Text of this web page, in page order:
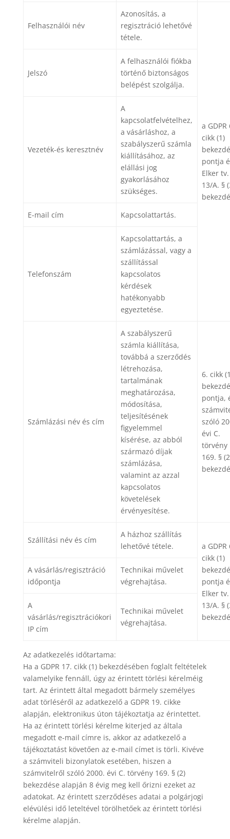
Felhasználói név
Azonosítás, a
regisztráció lehetővé
tétele.
a GDPR
cikk (1)
pontja
Elker tv.
13/A. §
Jelszó
A felhasználói fiókba
történő biztonságos
belépést szolgálja.
Vezeték-és keresztnév
A
kapcsolatfelvételhez,
a vásárláshoz, a
szabályszerű számla
kiállításához, az
elállási jog
gyakorlásához
szükséges.
E-mail cím Kapcsolattartás.
Telefonszám
Kapcsolattartás, a
számlázással, vagy a
szállítással
kapcsolatos
kérdések
hatékonyabb
egyeztetése.
Számlázási név és cím
A szabályszerű
számla kiállítása,
továbbá a szerződés
létrehozása,
tartalmának
meghatározása,
módosítása,
teljesítésének
figyelemmel
kísérése, az abból
származó díjak
számlázása,
valamint az azzal
kapcsolatos
követelések
érvényesítése.
6. cikk
pontja,
szóló
évi C.
törvény
169. §
Szállítási név és cím
A házhoz szállítás
lehetővé tétele.
a GDPR
cikk (1)
pontja
Elker tv.
13/A. §
A vásárlás/regisztráció
időpontja
Technikai művelet
végrehajtása.
A
vásárlás/regisztrációkori
IP cím
Technikai művelet
végrehajtása.
Az adatkezelés időtartama:
Ha a GDPR 17. cikk (1) bekezdésében foglalt feltételek
valamelyike fennáll, úgy az érintett törlési kérelméig
tart. Az érintett által megadott bármely személyes
adat törléséről az adatkezelő a GDPR 19. cikke
alapján, elektronikus úton tájékoztatja az érintettet.
Ha az érintett törlési kérelme kiterjed az általa
megadott e-mail címre is, akkor az adatkezelő a
tájékoztatást követően az e-mail címet is törli. Kivéve
a számviteli bizonylatok esetében, hiszen a
számvitelről szóló 2000. évi C. törvény 169. § (2)
bekezdése alapján 8 évig meg kell őrizni ezeket az
adatokat. Az érintett szerződéses adatai a polgárjogi
elévülési idő leteltével törölhetőek az érintett törlési
kérelme alapján.